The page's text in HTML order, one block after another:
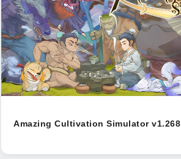
Amazing Cultivation Simulator v1.268